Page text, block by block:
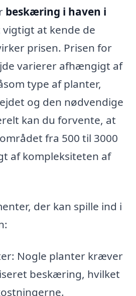
beskæring i haven i
vigtigt at kende de
prisen. Prisen for
varierer afhængigt af
type af planter,
og den nødvendige
kan du forvente, at
fra 500 til 3000
af kompleksiteten af
der kan spille ind i
Nogle planter kræver
beskæring, hvilket